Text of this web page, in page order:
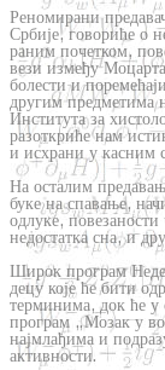
Реномирани
Србије, говориће о
раним почетком,
вези између
болести и
другим предметима
Института за
разоткриће нам
и исхрани у касним
На осталим
буке на спавање,
одлуке,
недостатка сна, и
Широк програм
децу које ће бити
терминима, док ће у
програм „Мозак у
најмлађима и
активности.